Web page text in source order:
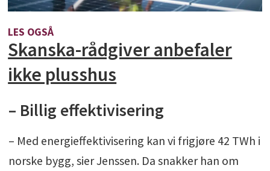
LES OGSÅ
Skanska-rådgiver anbefaler
ikke plusshus
– Billig effektivisering
– Med energieffektivisering kan vi frigjøre 42 TWh i
norske bygg, sier Jenssen. Da snakker han om